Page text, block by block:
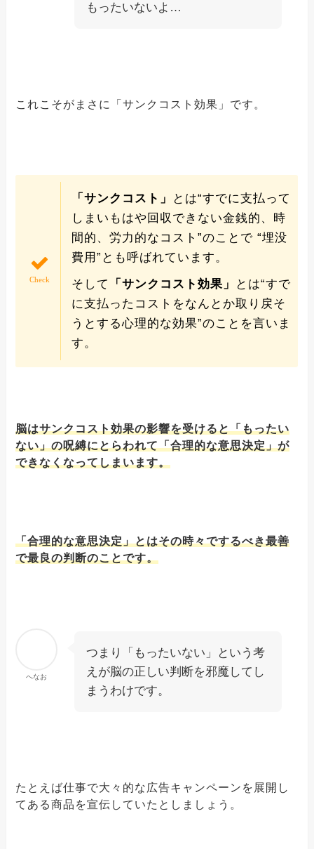
もったいないよ…
これこそがまさに「サンクコスト効果」です。
「サンクコスト」
とは“すでに支払って
しまいもはや回収できない金銭的、時
間的、労力的なコスト”のことで “埋没
費用”とも呼ばれています。
そして
「サンクコスト効果」
とは“すで
に支払ったコストをなんとか取り戻そ
うとする心理的な効果”のことを言いま
す。
脳はサンクコスト効果の影響を受けると「もったい
ない」の呪縛にとらわれて「合理的な意思決定」が
できなくなってしまいます。
「合理的な意思決定」とはその時々でするべき最善
で最良の判断のことです。
へなお
つまり「もったいない」という考
えが脳の正しい判断を邪魔してし
まうわけです。
たとえば仕事で大々的な広告キャンペーンを展開し
てある商品を宣伝していたとしましょう。